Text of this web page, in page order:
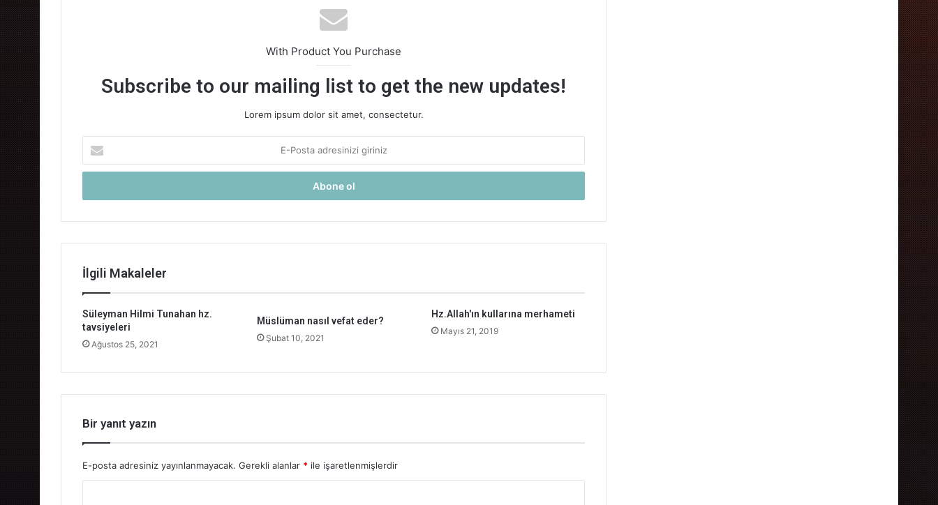
With Product You Purchase
Subscribe to our mailing list to get the new updates!
Lorem ipsum dolor sit amet, consectetur.
Posta
adresinizi
İlgili Makaleler
Süleyman Hilmi Tunahan hz.
tavsiyeleri
Ağustos 25, 2021
Müslüman nasıl vefat eder?
Şubat 10, 2021
Hz.Allah'ın kullarına merhameti
Mayıs 21, 2019
Bir yanıt yazın
E-posta adresiniz yayınlanmayacak. Gerekli alanlar * ile işaretlenmişlerdir